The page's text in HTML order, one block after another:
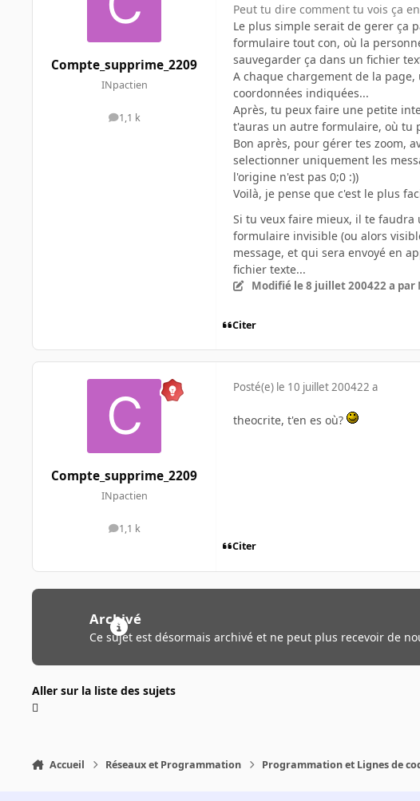
Compte_supprime_2209
INpactien
1,1 k
messages
Peut tu dire comment tu vois ça
Le plus simple serait de gerer ça
formulaire tout con, où la
sauvegarder ça dans un fichier
A chaque chargement de la
coordonnées indiquées...
Après, tu peux faire une petite
t'auras un autre formulaire, où tu
Bon après, pour gérer tes zoom,
selectionner uniquement les
l'origine n'est pas 0;0 :))
Voilà, je pense que c'est le plus
Si tu veux faire mieux, il te
formulaire invisible (ou alors
message, et qui sera envoyé en
fichier texte...
Modifié le 8 juillet 200422 a par
Citer
Compte_supprime_2209
INpactien
1,1 k
messages
Posté(e) le 10 juillet 200422 a
theocrite, t'en es où?
Citer
Archivé
Ce sujet est désormais archivé et ne peut plus recevoir de
Aller sur la liste des sujets
Accueil Réseaux et Programmation Programmation et Lignes de